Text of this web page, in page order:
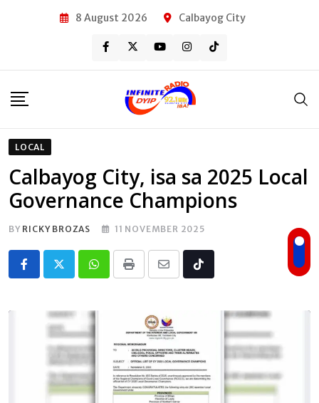
8 August 2026 Calbayog City
LOCAL
Calbayog City, isa sa 2025 Local
Governance Champions
BY RICKY BROZAS 11 NOVEMBER 2025
Whatsapp
Print
Share
Email
Tiktok